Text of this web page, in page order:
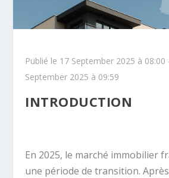
Publié le 17 September 2025 à
September 2025 à 09:59
INTRODUCTION
En 2025, le marché immobilier
une période de transition.